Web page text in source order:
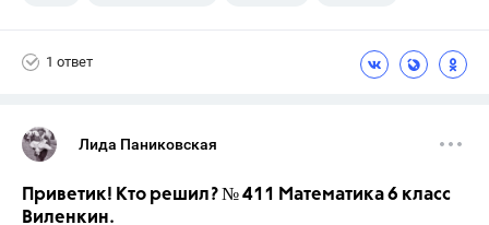
1 ответ
Лида Паниковская
Приветик! Кто решил? № 411 Математика 6 класс
Виленкин.